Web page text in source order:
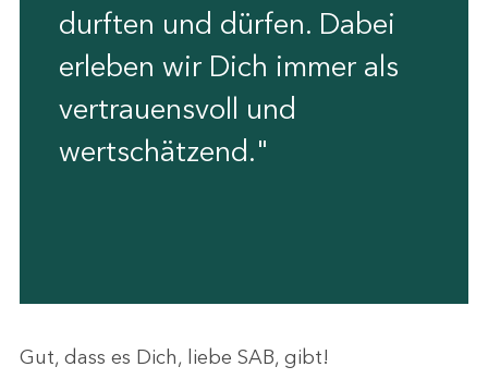
durften und dürfen. Dabei
erleben wir Dich immer als
vertrauensvoll und
wertschätzend."
Gut, dass es Dich, liebe SAB, gibt!